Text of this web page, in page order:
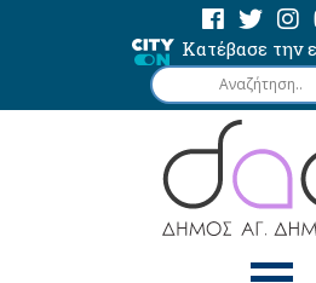
Κατέβασε την